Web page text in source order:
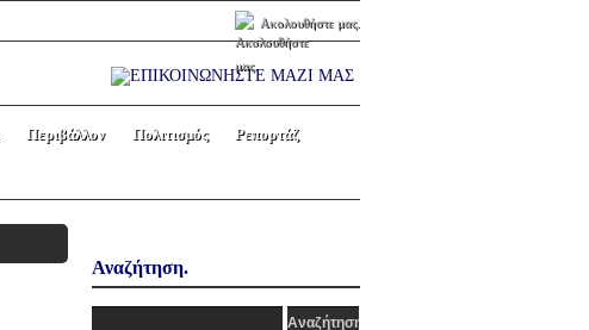
Ακολουθήστε μας.
Περιβάλλον Πολιτισμός
Ρεπορτάζ
Αναζήτηση.